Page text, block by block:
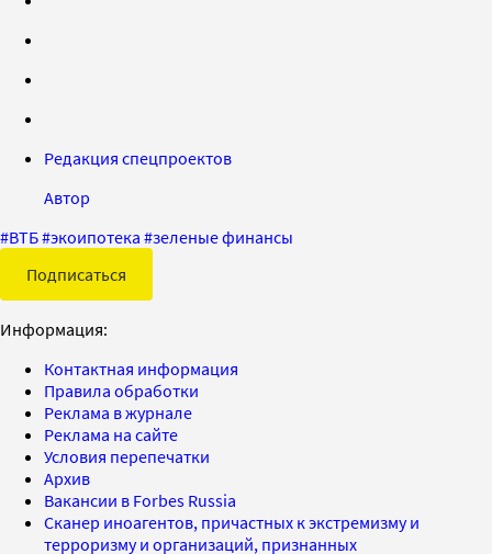
Редакция спецпроектов
Автор
#ВТБ#экоипотека #зеленые финансы
Подписаться
Информация:
Контактная информация
Правила обработки
Реклама в журнале
Реклама на сайте
Условия перепечатки
Архив
Вакансии в Forbes Russia
Сканер иноагентов, причастных к экстремизму и
терроризму и организаций, признанных